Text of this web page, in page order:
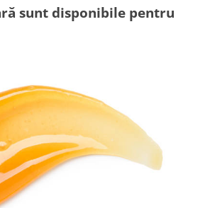
sunt disponibile pentru